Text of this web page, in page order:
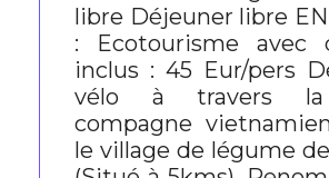
libre Déjeuner libre EN
: Ecotourisme avec
inclus : 45 Eur/pers
vélo à travers la
compagne
le village de légume